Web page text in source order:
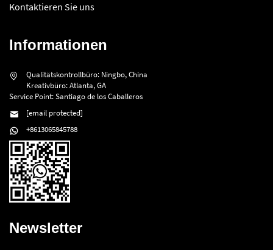
Kontaktieren Sie uns
Informationen
Qualitätskontrollbüro: Ningbo, China
Kreativbüro: Atlanta, GA
Service Point: Santiago de los Caballeros
[email protected]
+8613065845788
Newsletter